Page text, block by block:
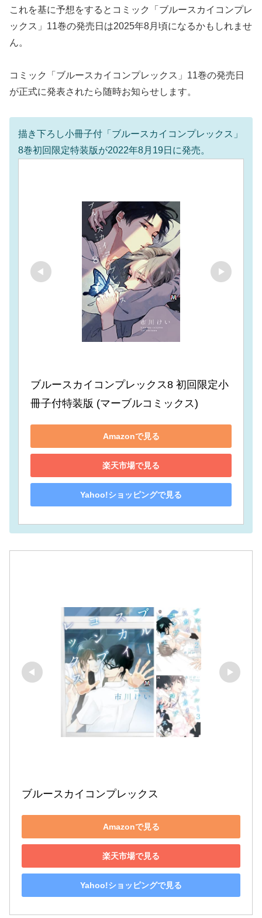
これを基に予想をするとコミック「ブルースカイコンプレ
ックス」11巻の発売日は2025年8月頃になるかもしれませ
ん。
コミック「ブルースカイコンプレックス」11巻の発売日
が正式に発表されたら随時お知らせします。
描き下ろし小冊子付「ブルースカイコンプレックス」
8巻初回限定特装版が2022年8月19日に発売。
ブルースカイコンプレックス8 初回限定小
冊子付特装版 (マーブルコミックス)
Amazonで見る
楽天市場で見る
Yahoo!ショッピングで見る
ブルースカイコンプレックス
Amazonで見る
楽天市場で見る
Yahoo!ショッピングで見る